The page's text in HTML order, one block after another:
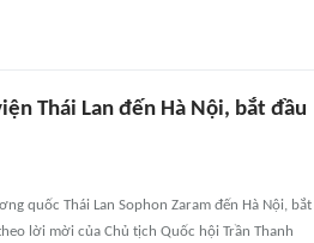
Thái Lan đến Hà Nội, bắt đầu
quốc Thái Lan Sophon Zaram đến Hà Nội, bắt
lời mời của Chủ tịch Quốc hội Trần Thanh